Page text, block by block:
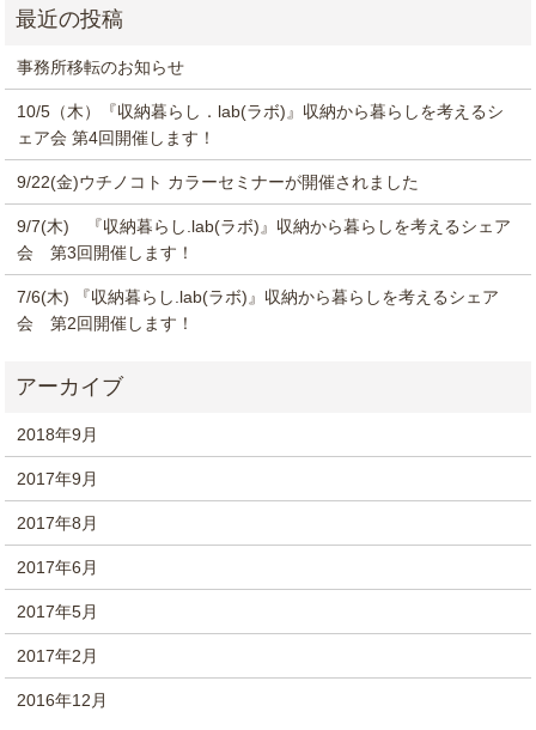
事務所移転のお知らせ
10/5（木）『収納暮らし．lab(ラボ)』収納から暮らしを考えるシ
ェア会 第4回開催します！
9/22(金)ウチノコト カラーセミナーが開催されました
9/7(木) 『収納暮らし.lab(ラボ)』収納から暮らしを考えるシェア
会 第3回開催します！
7/6(木) 『収納暮らし.lab(ラボ)』収納から暮らしを考えるシェア
会 第2回開催します！
2018年9月
2017年9月
2017年8月
2017年6月
2017年5月
2017年2月
2016年12月